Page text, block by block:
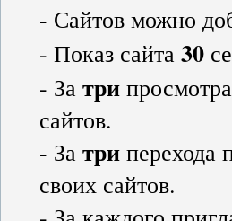
- Сайтов можно
- Показ сайта 30
- За три
сайтов.
- За три перехода
своих сайтов.